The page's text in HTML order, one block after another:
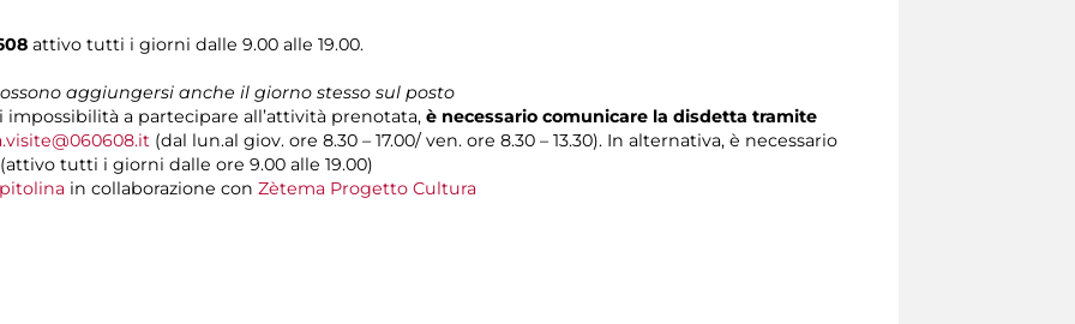
attivo tutti i giorni dalle 9.00 alle 19.00.
aggiungersi anche il giorno stesso sul posto
impossibilità a partecipare all’attività prenotata, è necessario comunicare la disdetta tramite
(dal lun.al giov. ore 8.30 – 17.00/ ven. ore 8.30 – 13.30). In alternativa, è necessario
(attivo tutti i giorni dalle ore 9.00 alle 19.00)
in collaborazione con Zètema Progetto Cultura